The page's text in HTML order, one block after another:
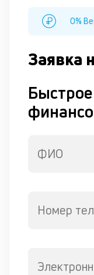
0%
Заявка
ФИО
Номер